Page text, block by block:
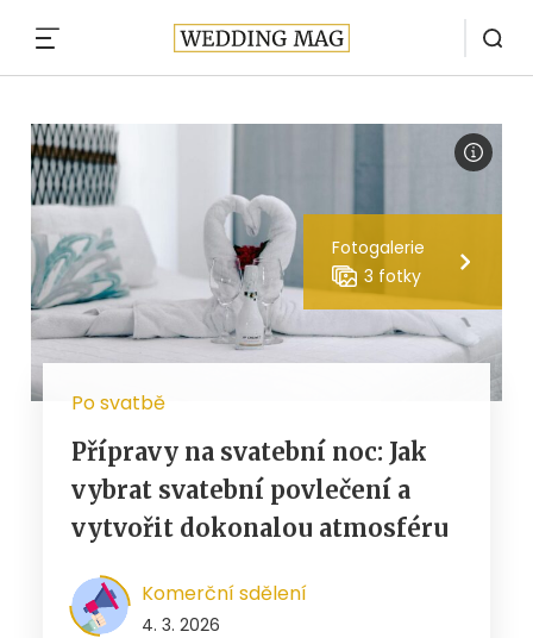
Fotogalerie
3 fotky
Po svatbě
Přípravy na svatební noc: Jak
vybrat svatební povlečení a
vytvořit dokonalou atmosféru
Komerční sdělení
4. 3. 2026